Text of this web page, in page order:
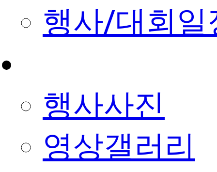
행사/대회일
행사사진
영상갤러리